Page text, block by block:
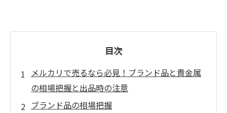
目次
メルカリで売るなら必見！ブランド品と貴金属
の相場把握と出品時の注意
ブランド品の相場把握